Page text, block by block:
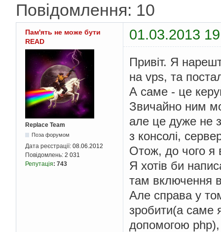
Повідомлення: 10
Пам'ять не може бути
READ
01.03.2013
Replace Team
Поза форумом
Дата реєстрації: 08.06.2012
Повідомлень: 2 031
Репутація: 743
Привіт. Я
на vps, та
А саме - це
Звичайно ним
але це дуже не
з консолі,
Отож, до чого я
Я хотів би
там включення
Але справа у
зробити(а саме
допомогою php),